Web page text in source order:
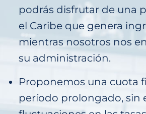
podrás disfrutar de una
el Caribe que genera
mientras nosotros nos
su administración.
Proponemos una cuota
período prolongado, sin